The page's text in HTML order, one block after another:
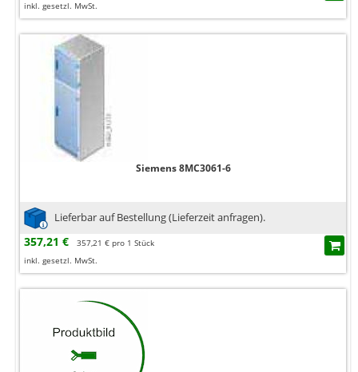
inkl. gesetzl. MwSt.
Siemens 8MC3061-6
Lieferbar auf Bestellung (Lieferzeit anfragen).
357,21 €
357,21 € pro 1 Stück
inkl. gesetzl. MwSt.